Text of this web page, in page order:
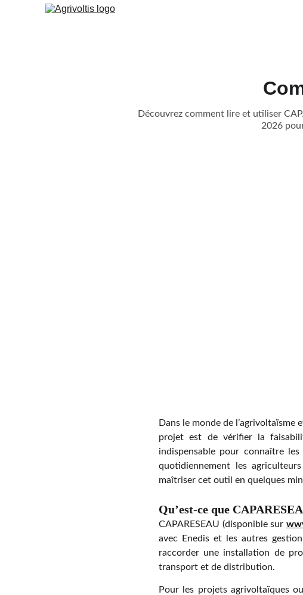
Découvrez comment lire et utiliser
2026
Dans le monde de
projet est de vérifier la
indispensable pour connaître
quotidiennement les
maîtriser cet outil en quelques
Qu’est-ce que
CAPARESEAU (disponible sur
avec Enedis et les autres
raccorder une installation de
transport et de distribution.
Pour les projets agrivoltaïques